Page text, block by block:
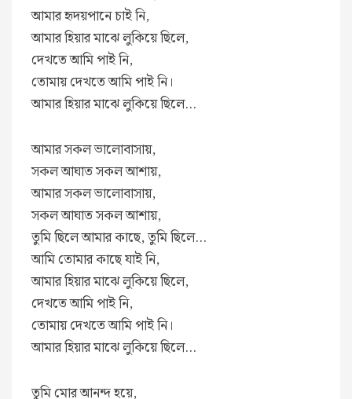
আমার হৃদয়পানে চাই নি,
আমার হিয়ার মাঝে লুকিয়ে ছিলে,
দেখতে আমি পাই নি,
তোমায় দেখতে আমি পাই নি।
আমার হিয়ার মাঝে লুকিয়ে ছিলে…
আমার সকল ভালোবাসায়,
সকল আঘাত সকল আশায়,
আমার সকল ভালোবাসায়,
সকল আঘাত সকল আশায়,
তুমি ছিলে আমার কাছে, তুমি ছিলে…
আমি তোমার কাছে যাই নি,
আমার হিয়ার মাঝে লুকিয়ে ছিলে,
দেখতে আমি পাই নি,
তোমায় দেখতে আমি পাই নি।
আমার হিয়ার মাঝে লুকিয়ে ছিলে…
তুমি মোর আনন্দ হয়ে,